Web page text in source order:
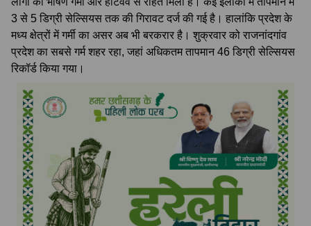
3 से 5 डिग्री सेल्सियस तक की गिरावट दर्ज की गई है। हालांकि प्रदेश के
मध्य क्षेत्रों में गर्मी का असर अब भी बरकरार है। शुक्रवार को राजनांदगांव
प्रदेश का सबसे गर्म शहर रहा, जहां अधिकतम तापमान 46 डिग्री सेल्सियस
रिकॉर्ड किया गया।